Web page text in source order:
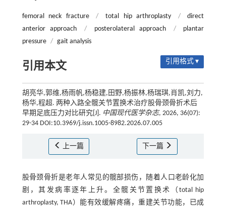
femoral neck fracture / total hip arthroplasty /
direct
anterior approach
/ posterolateral approach /
plantar
pressure / gait analysis
引用本文 引用格式 ▾
胡亮华,郭维,杨雨帆,杨稳建,田野,杨振林,杨瑞琪,肖凯,刘力,
杨华,程超. 两种入路全髋关节置换术治疗股骨颈骨折术后
早期足底压力对比研究[J]. 中国现代医学杂志, 2026, 36(07):
29-34 DOI:10.3969/j.issn.1005-8982.2026.07.005
上一篇 下一篇
股骨颈骨折是老年人常见的髋部损伤，随着人口老龄化加
剧，其发病率逐年上升。全髋关节置换术（total hip
arthroplasty, THA）能有效缓解疼痛，重建关节功能，已成